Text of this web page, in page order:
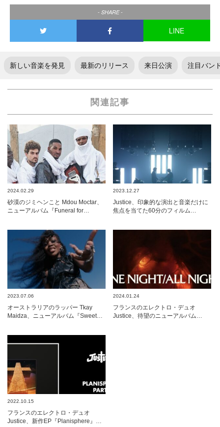
- SHARE -
LINE
新しい音楽を発見 最新のリリース 来日公演 注目バン
関連記事
2024.02.29
砂漠のジミヘンこと Mdou Moctar、
ニューアルバム『Funeral for…
2023.12.27
Justice、印象的な演出と音楽だけに
焦点を当てた60分のフィルム…
2023.07.06
オーストラリアのラッパー Tkay
Maidza、ニューアルバム『Sweet…
2024.01.24
フランスのエレクトロ・デュオ
Justice、待望のニューアルバム…
2022.10.15
フランスのエレクトロ・デュオ
Justice、新作EP『Planisphere』…